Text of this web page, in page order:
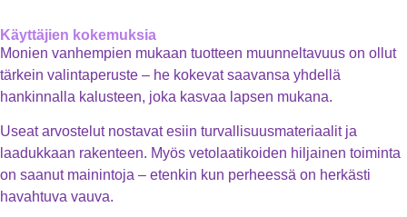
Käyttäjien kokemuksia
Monien vanhempien mukaan tuotteen muunneltavuus on ollut
tärkein valintaperuste – he kokevat saavansa yhdellä
hankinnalla kalusteen, joka kasvaa lapsen mukana.
Useat arvostelut nostavat esiin turvallisuusmateriaalit ja
laadukkaan rakenteen. Myös vetolaatikoiden hiljainen toiminta
on saanut mainintoja – etenkin kun perheessä on herkästi
havahtuva vauva.